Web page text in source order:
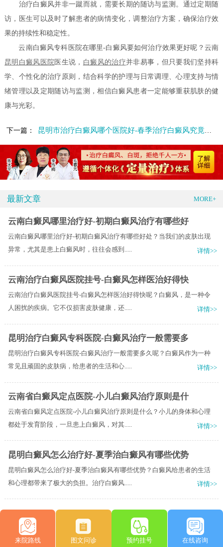
治疗白癜风并非一蹴而就，需要长期的随访与监测。通过定期随
访，医生可以及时了解患者的病情变化，调整治疗方案，确保治疗效
果的持续性和稳定性。
云南白癜风专科医院在哪里-白癜风要如何治疗效果更好呢？云南
昆明白癜风医院 医生说， 白癜风的治疗并非易事，但只要我们坚持科
学、个性化的治疗原则，结合科学的护理与日常调理、心理支持与情
绪管理以及定期随访与监测，相信白癜风患者一定能够重获肌肤的健
康与光彩。
下一篇： 昆明市治疗白癜风哪个医院好-春季治疗白癜风究竟有哪些优势呢
最新文章 MORE+
云南白癜风哪里治疗好-初期白癜风治疗有哪些好
云南白癜风哪里治疗好-初期白癜风治疗有哪些好处？当我们的皮肤出现
异常，尤其是患上白癜风时，往往会感到.....
详情>>
云南治疗白癜风医院挂号-白癜风怎样医治好得快
云南治疗白癜风医院挂号-白癜风怎样医治好得快呢？白癜风，是一种令
人困扰的疾病。它不仅损害皮肤健康，还.....
详情>>
昆明治疗白癜风专科医院-白癜风治疗一般需要多
昆明治疗白癜风专科医院-白癜风治疗一般需要多久呢？白癜风作为一种
常见且顽固的皮肤病，给患者的生活和心.....
详情>>
云南省白癜风定点医院-小儿白癜风治疗原则是什
云南省白癜风定点医院-小儿白癜风治疗原则是什么？小儿的身体和心理
都处于发育阶段，一旦患上白癜风，对其.....
详情>>
昆明白癜风怎么治疗好-夏季治白癜风有哪些优势
昆明白癜风怎么治疗好-夏季治白癜风有哪些优势？白癜风给患者的生活
和心理都带来了极大的负担。治疗白癜风.....
详情>>
来院路线 图文问诊 预约挂号 在线咨询